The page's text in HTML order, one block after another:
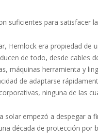
suficientes para satisfacer
Hemlock era propiedad
de todo, desde cables
máquinas herramienta y
de adaptarse
ninguna de las
solar empezó a despegar a
década de protección